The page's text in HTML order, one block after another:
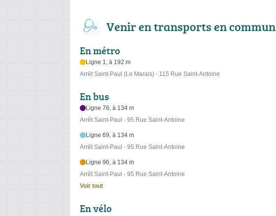
Venir en transports en commun
En métro
Ligne 1, à 192 m
Arrêt Saint-Paul (Le Marais) - 115 Rue Saint-Antoine
En bus
Ligne 76, à 134 m
Arrêt Saint-Paul - 95 Rue Saint-Antoine
Ligne 69, à 134 m
Arrêt Saint-Paul - 95 Rue Saint-Antoine
Ligne 96, à 134 m
Arrêt Saint-Paul - 95 Rue Saint-Antoine
Voir tout
En vélo